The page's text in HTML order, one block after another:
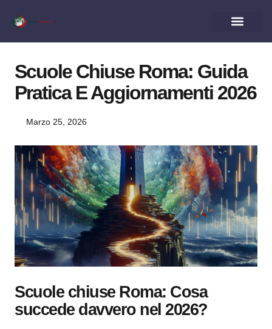
Scuole Chiuse Roma: Guida
Pratica E Aggiornamenti 2026
Marzo 25, 2026
Scuole chiuse Roma: Cosa
succede davvero nel 2026?